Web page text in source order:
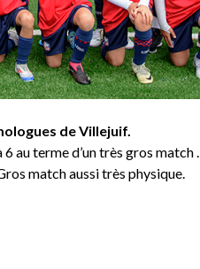
de Villejuif.
au terme d’un très gros match .
match aussi très physique.